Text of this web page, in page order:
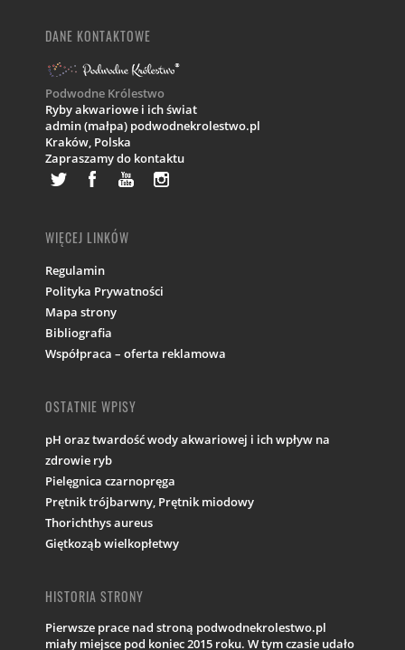
DANE KONTAKTOWE
Podwodne Królestwo
Ryby akwariowe i ich świat
admin (małpa) podwodnekrolestwo.pl
Kraków, Polska
Zapraszamy do kontaktu
WIĘCEJ LINKÓW
Regulamin
Polityka Prywatności
Mapa strony
Bibliografia
Współpraca – oferta reklamowa
OSTATNIE WPISY
pH oraz twardość wody akwariowej i ich wpływ na
zdrowie ryb
Pielęgnica czarnopręga
Prętnik trójbarwny, Prętnik miodowy
Thorichthys aureus
Giętkoząb wielkopłetwy
HISTORIA STRONY
Pierwsze prace nad stroną podwodnekrolestwo.pl
miały miejsce pod koniec 2015 roku. W tym czasie udało